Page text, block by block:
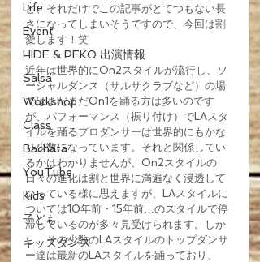
Life
Event
HIDE & PEKO 出演情報
Salsa
Workshop
Class
Bachata
YouTube
Kids
子ども
キッズダンス
と、それだけでこの記事がとてつもない長
さになってしまいそうですので、今回は割
愛します！笑
近年は世界的にOn2スタイルが流行し、ソ
ーシャルダンス（サルサクラブなど）の場
ではまだまだOn1を踊る方は多いのです
が、パフォーマンス（振り付け）でLAスタ
イルを踊るプロダンサーは世界的にもかな
り少数になっています。それと関係してい
るかはわかりませんが、On2スタイルの
日々の進化は割と世界に満遍なく浸透して
いっている様に思えますが、LAスタイルに
ついては10年前・15年前…のスタイルで停
滞しているのが多々見受けられます。しか
し、その少数のLAスタイルのトップダンサ
ー達は最新のLAスタイルを踊っており、